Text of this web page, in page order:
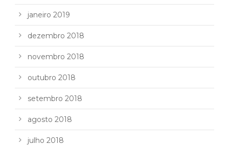
janeiro 2019
dezembro 2018
novembro 2018
outubro 2018
setembro 2018
agosto 2018
julho 2018